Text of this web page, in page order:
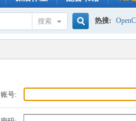
搜索
搜
索
热搜:
账号: